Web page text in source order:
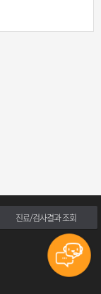
진료/검사결과 조회